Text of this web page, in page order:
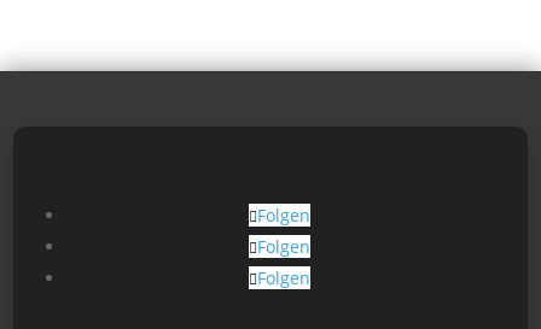
Folgen
Folgen
Folgen